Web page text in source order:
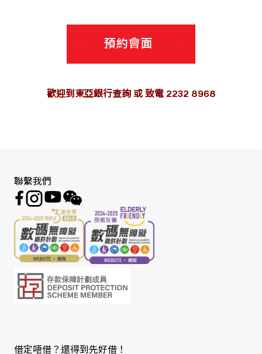
歡迎到東亞銀行查詢 或 致電 2232 8968
聯繫我們
借定唔借？還得到先好借！